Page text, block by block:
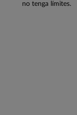
no tenga límites.